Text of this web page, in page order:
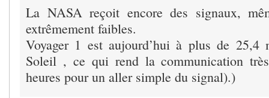
La NASA reçoit encore des signaux,
extrêmement faibles.
Voyager 1 est aujourd’hui à plus de
Soleil , ce qui rend la communication
heures pour un aller simple du signal).)